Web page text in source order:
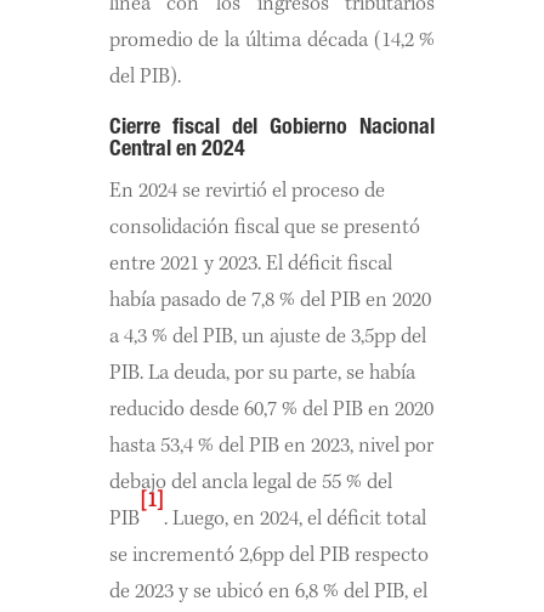
línea con los ingresos tributarios
promedio de la última década (14,2 %
del PIB).
Cierre fiscal del Gobierno Nacional
Central en 2024
En 2024 se revirtió el proceso de
consolidación fiscal que se presentó
entre 2021 y 2023. El déficit fiscal
había pasado de 7,8 % del PIB en 2020
a 4,3 % del PIB, un ajuste de 3,5pp del
PIB. La deuda, por su parte, se había
reducido desde 60,7 % del PIB en 2020
hasta 53,4 % del PIB en 2023, nivel por
debajo del ancla legal de 55 % del
PIB
[1]
. Luego, en 2024, el déficit total
se incrementó 2,6pp del PIB respecto
de 2023 y se ubicó en 6,8 % del PIB, el